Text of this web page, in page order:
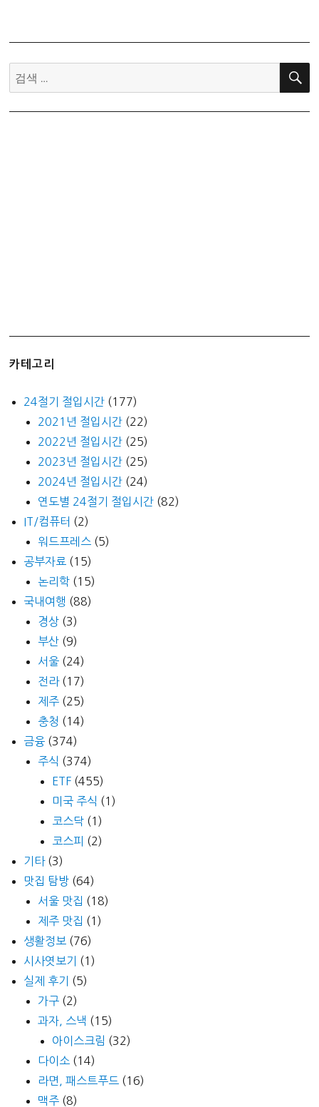
기
검
색:
검
카테고리
24절기 절입시간 (177)
2021년 절입시간 (22)
2022년 절입시간 (25)
2023년 절입시간 (25)
2024년 절입시간 (24)
연도별 24절기 절입시간 (82)
IT/컴퓨터 (2)
워드프레스 (5)
공부자료 (15)
논리학 (15)
국내여행 (88)
경상 (3)
부산 (9)
서울 (24)
전라(17)
제주 (25)
충청 (14)
금융 (374)
주식 (374)
ETF (455)
미국 주식 (1)
코스닥 (1)
코스피 (2)
기타(3)
맛집 탐방 (64)
서울 맛집 (18)
제주 맛집 (1)
생활정보 (76)
시사엿보기
(1)
실제 후기
(5)
가구 (2)
과자, 스낵 (15)
아이스크림 (32)
다이소 (14)
라면, 패스트푸드 (16)
맥주 (8)